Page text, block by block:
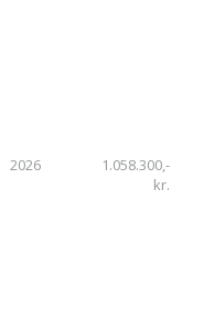
2026
1.058.300,-
kr.